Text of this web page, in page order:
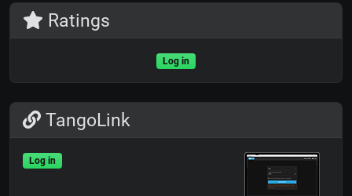
Ratings
Log in
TangoLink
Log in